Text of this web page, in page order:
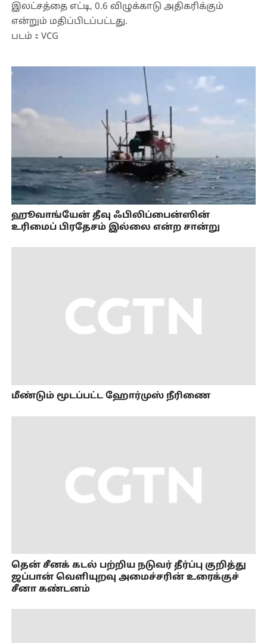
இலட்சத்தை எட்டி, 0.6 விழுக்காடு அதிகரிக்கும்
என்றும் மதிப்பிடப்பட்டது.
படம்：VCG
ஹூவாங்யேன் தீவு ஃபிலிப்பைன்ஸின்
உரிமைப் பிரதேசம் இல்லை என்ற சான்று
மீண்டும் மூடப்பட்ட ஹோர்முஸ் நீரிணை
தென் சீனக் கடல் பற்றிய நடுவர் தீர்ப்பு குறித்து
ஜப்பான் வெளியுறவு அமைச்சரின் உரைக்குச்
சீனா கண்டனம்